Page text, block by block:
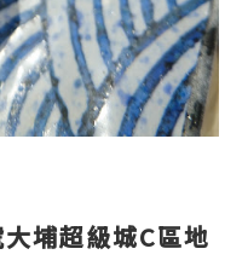
埔超級城C區地